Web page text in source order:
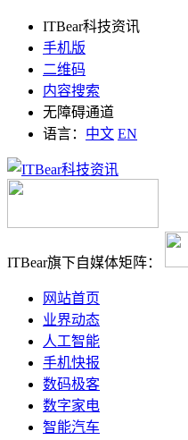
ITBear科技资讯
手机版
二维码
内容搜索
无障碍通道
语言： 中文 EN
ITBear旗下自媒体矩阵：
网站首页
业界动态
人工智能
手机快报
数码极客
数字家电
智能汽车